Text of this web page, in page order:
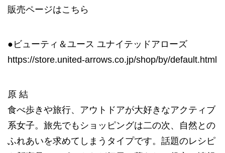
販売ページはこちら
●ビューティ＆ユース ユナイテッドアローズ
https://store.united-arrows.co.jp/shop/by/default.html
原 結
食べ歩きや旅行、アウトドアが大好きなアクティブ
系女子。旅先でもショッピングは二の次、自然との
ふれあいを求めてしまうタイプです。話題のレシピ